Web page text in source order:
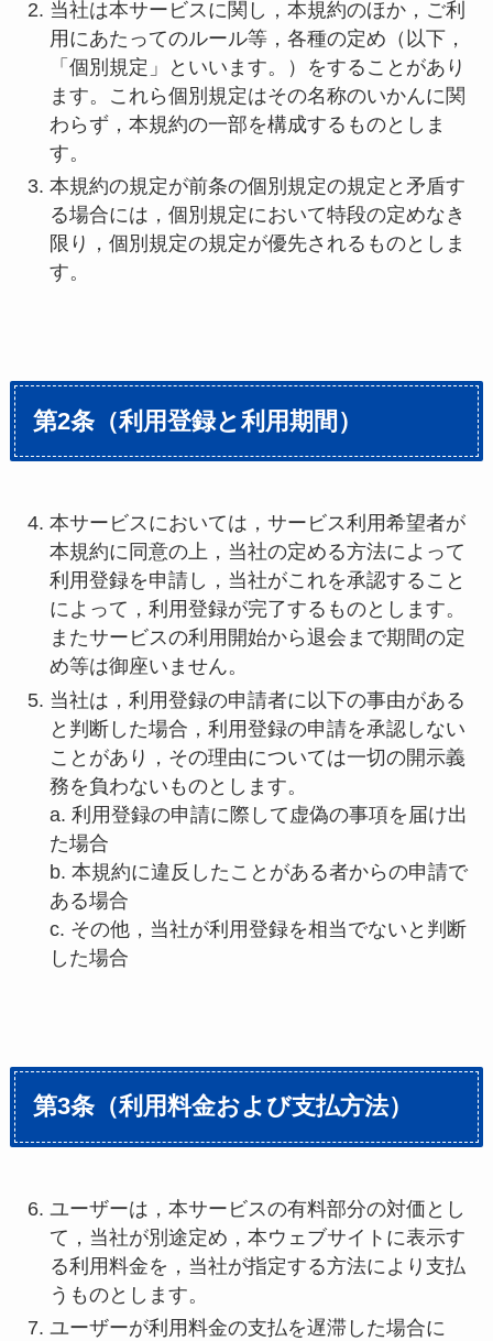
当社は本サービスに関し，本規約のほか，ご利
用にあたってのルール等，各種の定め（以下，
「個別規定」といいます。）をすることがあり
ます。これら個別規定はその名称のいかんに関
わらず，本規約の一部を構成するものとしま
す。
本規約の規定が前条の個別規定の規定と矛盾す
る場合には，個別規定において特段の定めなき
限り，個別規定の規定が優先されるものとしま
す。
第2条（利用登録と利用期間）
本サービスにおいては，サービス利用希望者が
本規約に同意の上，当社の定める方法によって
利用登録を申請し，当社がこれを承認すること
によって，利用登録が完了するものとします。
またサービスの利用開始から退会まで期間の定
め等は御座いません。
当社は，利用登録の申請者に以下の事由がある
と判断した場合，利用登録の申請を承認しない
ことがあり，その理由については一切の開示義
務を負わないものとします。
a. 利用登録の申請に際して虚偽の事項を届け出
た場合
b. 本規約に違反したことがある者からの申請で
ある場合
c. その他，当社が利用登録を相当でないと判断
した場合
第3条（利用料金および支払方法）
ユーザーは，本サービスの有料部分の対価とし
て，当社が別途定め，本ウェブサイトに表示す
る利用料金を，当社が指定する方法により支払
うものとします。
ユーザーが利用料金の支払を遅滞した場合に